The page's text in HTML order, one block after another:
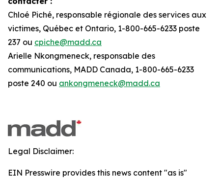
Chloé Piché, responsable régionale des services aux
victimes, Québec et Ontario, 1-800-665-6233 poste
237 ou cpiche@madd.ca
Arielle Nkongmeneck, responsable des
communications, MADD Canada, 1-800-665-6233
poste 240 ou ankongmeneck@madd.ca
Legal Disclaimer:
EIN Presswire provides this news content "as is"